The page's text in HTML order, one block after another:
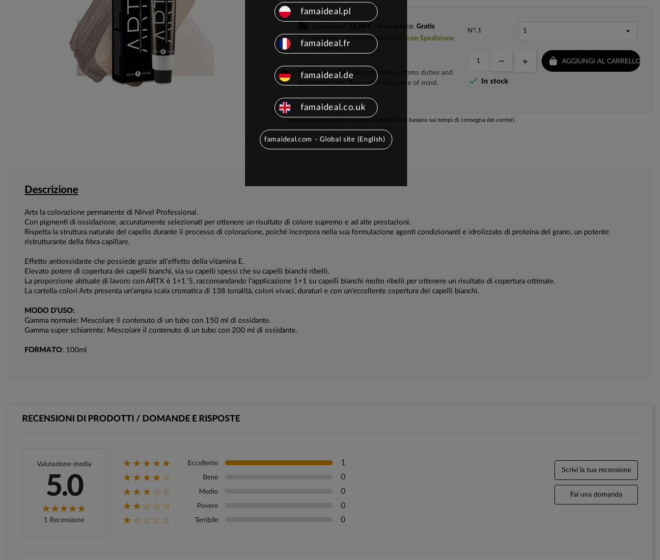
| Reso merce: Gratis
Ricevilo in 4-6 giorni lavorativi con Spedizione
Standard
Shipping to USA:Exempt from customs duties and
additional costs. Buy with total peace of mind.
Nº: 1
AGGIUNGI AL CARRELLO
 In stock
I tempi di consegna indicati sono orientativi e si basano sui tempi di consegna dei corrieri.
Descrizione
Artx la colorazione permanente di Nirvel Professional.
Con pigmenti di ossidazione, accuratamente selezionati per ottenere un risultato di colore supremo e ad alte prestazioni.
Rispetta la struttura naturale del capello durante il processo di colorazione, poiché incorpora nella sua formulazione agenti condizionanti e idrolizzato di proteina del grano, un potente
ristrutturante della fibra capillare.
Effetto antiossidante che possiede grazie all'effetto della vitamina E.
Elevato potere di copertura dei capelli bianchi, sia su capelli spessi che su capelli bianchi ribelli.
La proporzione abituale di lavoro con ARTX è 1+1´5, raccomandando l'applicazione 1+1 su capelli bianchi molto ribelli per ottenere un risultato di copertura ottimale.
La cartella colori Artx presenta un'ampia scala cromatica di 138 tonalità, colori vivaci, duraturi e con un'eccellente copertura dei capelli bianchi.
MODO D'USO:
Gamma normale: Mescolare il contenuto di un tubo con 150 ml di ossidante.
Gamma super schiarente: Mescolare il contenuto di un tubo con 200 ml di ossidante.
FORMATO: 100ml
RECENSIONI DI PRODOTTI / DOMANDE E RISPOSTE
Valutazione media
5.0
1 Recensione
★★★★★ Eccellente 1
★★★★☆ Bene 0
★★★☆☆ Medio 0
★★☆☆☆ Povero 0
★☆☆☆☆ Terribile 0
Scrivi la tua recensione
Fai una domanda
famaideal.pl
famaideal.fr
famaideal.de
famaideal.co.uk
famaideal.com - Global site (English)